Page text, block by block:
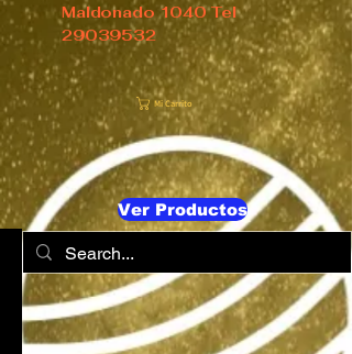
Maldonado 1040 Tel
29039532
Mi Carrito
Ver Productos